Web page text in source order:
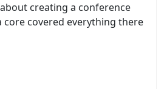
creating a conference
core covered everything there